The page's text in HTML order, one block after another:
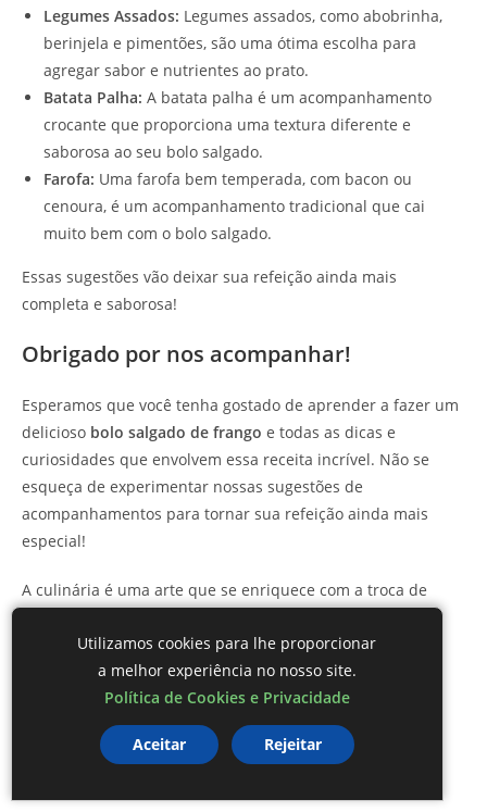
Legumes Assados: Legumes assados, como abobrinha,
berinjela e pimentões, são uma ótima escolha para
agregar sabor e nutrientes ao prato.
Batata Palha: A batata palha é um acompanhamento
crocante que proporciona uma textura diferente e
saborosa ao seu bolo salgado.
Farofa: Uma farofa bem temperada, com bacon ou
cenoura, é um acompanhamento tradicional que cai
muito bem com o bolo salgado.
Essas sugestões vão deixar sua refeição ainda mais
completa e saborosa!
Obrigado por nos acompanhar!
Esperamos que você tenha gostado de aprender a fazer um
delicioso bolo salgado de frango e todas as dicas e
curiosidades que envolvem essa receita incrível. Não se
esqueça de experimentar nossas sugestões de
acompanhamentos para tornar sua refeição ainda mais
especial!
A culinária é uma arte que se enriquece com a troca de
Compartilhe-as conosco e siga nossas páginas para mais
receitas saborosas e dicas especiais.
Fique conectado com oProtal de Culinária Mestre das
e descubra um mundo de delícias que podem
Utilizamos cookies para lhe proporcionar
a melhor experiência no nosso site.
Política de Cookies e Privacidade
Aceitar Rejeitar